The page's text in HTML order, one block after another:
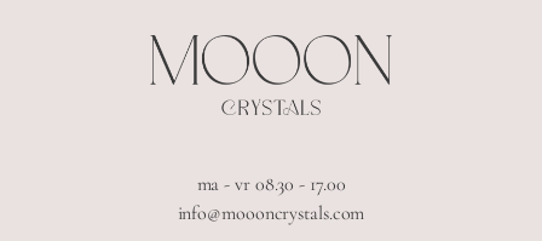
ma - vr 08.30 - 17.00
info@moooncrystals.com